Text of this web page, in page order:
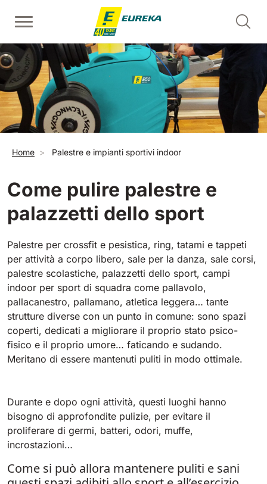
Salta al contenuto principale
Lavapavimenti uomo a terra
Mostra tutte
E36
360 mm 1260 m²/h
460 mm 1600 m²/h
E50
500 mm
E55
550 mm 2200 m²/h
E51
530 mm 2280 m²/h
610 mm 2625 m²/h
710 mm 3195 m²/h
Spazzatrici uomo a terra
Mostra tutte
Picobello
730 mm 2190 m²/h
780 mm 3510 m²/h
Spazzatrici uomo a bordo
Tigra
1055 mm 5800 m²/h
Rider 1201
1200 mm 10200 m²/h
1200 mm 7865 m²/h
Xtrema
1400 mm 12600 m²/h
Puliscale mobili - alzate
Mostra tutte
ERC45
Puliscale e tappeti mobili - pedate
EC52
Briciole di pane
Home Palestre e impianti sportivi indoor
Come pulire palestre e
palazzetti dello sport
Palestre per crossfit e pesistica, ring, tatami e tappeti
per attività a corpo libero, sale per la danza, sale corsi,
palestre scolastiche, palazzetti dello sport, campi
indoor per sport di squadra come pallavolo,
pallacanestro, pallamano, atletica leggera… tante
strutture diverse con un punto in comune: sono spazi
coperti, dedicati a migliorare il proprio stato psico-
fisico e il proprio umore… faticando e sudando.
Meritano di essere mantenuti puliti in modo ottimale.
Durante e dopo ogni attività, questi luoghi hanno
bisogno di approfondite pulizie, per evitare il
proliferare di germi, batteri, odori, muffe,
incrostazioni…
Come si può allora mantenere puliti e sani